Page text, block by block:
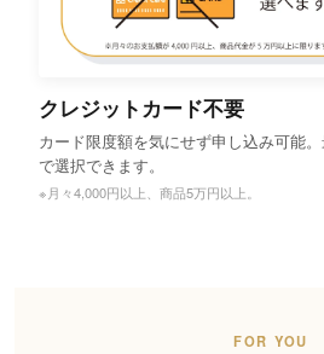
クレジットカード不要
カード限度額を気にせず申し込み可能。
で選択できます。
※月々4,000円以上、商品5万円以上。
FOR YOU